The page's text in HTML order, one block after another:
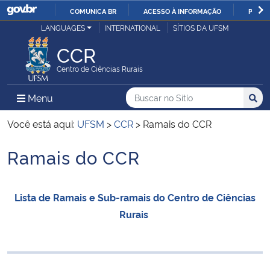
IR
COMUNICA BR ACESSO À INFORMAÇÃO
Ministério da Justiça e Segurança Pública
Ministério da Defesa
Ministério das Relações Exteriores
Ministério da Economia
Ministério da Agricultura, Pecuária e Abastecimento
LANGUAGES INTERNATIONAL SÍTIOS DA UFSM
CCR
Centro de Ciências Rurais
Menu Menu Principal do Sítio
Busca
Buscar no no Sítio
Busca:
Você está aqui: UFSM >CCR > Ramais do CCR
Início do conteúdo
Ramais do CCR
Lista de Ramais e Sub-ramais do Centro de Ciências
Rurais